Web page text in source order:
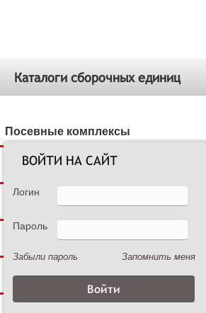
Каталоги сборочных единиц
Посевные комплексы
Сеялки зерновые
Сеялки пропашные
Культиваторы междурядные
Культиваторы сплошной обработки
ВОЙТИ НА САЙТ
Логин
Пароль
Забыли пароль Запомнить меня